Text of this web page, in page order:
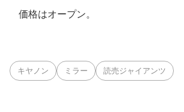
価格はオープン。
キヤノン ミラー 読売ジャイアンツ